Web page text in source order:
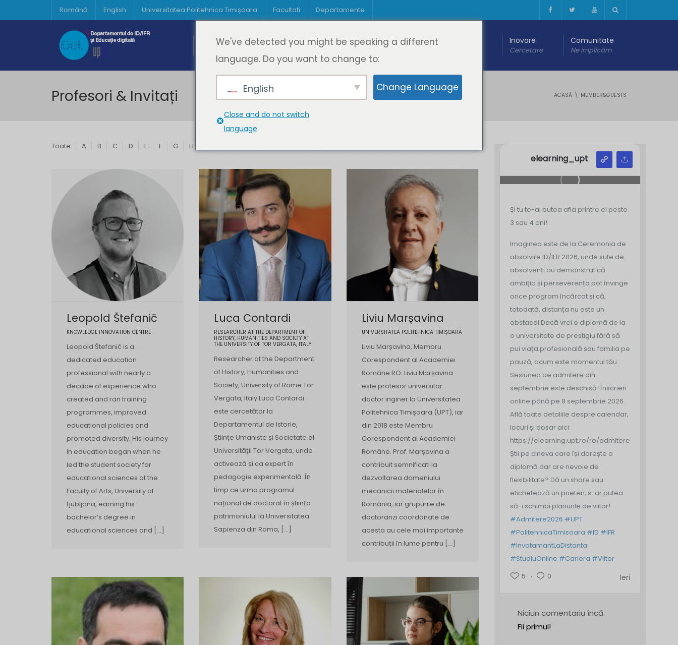
Română English Universitatea Politehnica Timișoara Facultati Departamente
Acasă Despre DeL
Cine suntem
Educație
Oferta de cursuri
Educație digitală Inovare
Cercetare
Comunitate
Ne implicăm
Profesori & Invitați ACASĂ MEMBER&GUESTS
Toate A B C D E F G H
Leopold Štefanič
KNOWLEDGE INNOVATION CENTRE
Leopold Štefanič is a
dedicated education
professional with nearly a
decade of experience who
created and ran training
programmes, improved
educational policies and
promoted diversity. His journey
in education began when he
led the student society for
educational sciences at the
Faculty of Arts, University of
Ljubljana, earning his
bachelor’s degree in
educational sciences and […]
Luca Contardi
RESEARCHER AT THE DEPARTMENT OF
HISTORY, HUMANITIES AND SOCIETY AT
THE UNIVERSITY OF TOR VERGATA, ITALY
Researcher at the Department
of History, Humanities and
Society, University of Rome Tor
Vergata, Italy Luca Contardi
este cercetător la
Departamentul de Istorie,
Științe Umaniste și Societate al
Universității Tor Vergata, unde
activează și ca expert în
pedagogie experimentală. În
timp ce urma programul
național de doctorat în știința
patrimoniului la Universitatea
Sapienza din Roma, […]
Liviu Marșavina
UNIVERSITATEA POLITEHNICA TIMIȘOARA
Liviu Marșavina, Membru
Corespondent al Academiei
Române RO: Liviu Marșavina
este profesor universitar
doctor inginer la Universitatea
Politehnica Timișoara (UPT), iar
din 2018 este Membru
Corespondent al Academiei
Române. Prof. Marșavina a
contribuit semnificati la
dezvoltarea domeniului
mecanicii materialelor în
România, iar grupurile de
doctoranzi coordonate de
acesta au cele mai importante
contribuții în lume pentru […]
elearning_upt
Și tu te-ai putea afla printre ei peste
3 sau 4 ani!
Imaginea este de la Ceremonia de
absolvire ID/IFR 2026, unde sute de
absolvenți au demonstrat că
ambiția și perseverența pot învinge
orice program încărcat și că,
totodată, distanța nu este un
obstacol.Dacă vrei o diplomă de la
o universitate de prestigiu fără să
pui viața profesională sau familia pe
pauză, acum este momentul tău.
Sesiunea de admitere din
septembrie este deschisă! Înscrieri
online până pe 8 septembrie 2026.
Află toate detaliile despre calendar,
locuri și dosar aici:
https://elearning.upt.ro/ro/admitere/
Știi pe cineva care își dorește o
diplomă dar are nevoie de
flexibilitate? Dă un share sau
etichetează un prieten, s-ar putea
să-i schimbi planurile de viitor!
#Admitere2026 #UPT
#PolitehnicaTimisoara #ID #IFR
#InvatamantLaDistanta
#StudiuOnline #Cariera #Viitor
5
0 Ieri
Niciun comentariu încă.
Fii primul!
We've detected you might be speaking a different
language. Do you want to change to:
English Change Language
Close and do not switch
language